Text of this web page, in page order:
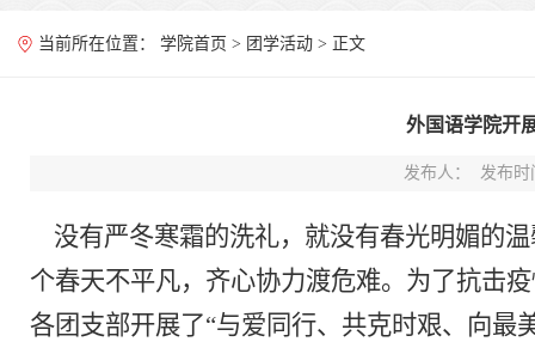
当前所在位置： 学院首页 > 团学活动 > 正文
外国语学院开
发布人： 发布时
没有严冬寒霜的洗礼，就没有春光明媚的
个春天不平凡，齐心协力渡危难。为了抗击
各团支部开展了“与爱同行、共克时艰、向最